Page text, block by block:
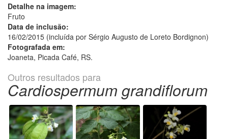
Detalhe na imagem:
Fruto
Data de inclusão:
16/02/2015 (incluída por Sérgio Augusto de Loreto Bordignon)
Fotografada em:
Joaneta, Picada Café, RS.
Outros resultados para
Cardiospermum grandiflorum